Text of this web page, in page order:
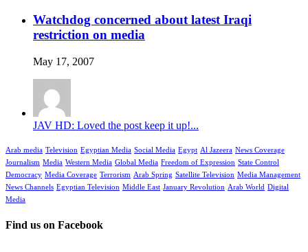
Watchdog concerned about latest Iraqi
restriction on media
May 17, 2007
JAV HD: Loved the post keep it up!...
Arab media Television Egyptian Media Social Media Egypt Al Jazeera News Coverage
Journalism Media Western Media Global Media Freedom of Expression State Control
Democracy Media Coverage Terrorism Arab Spring Satellite Television Media Management
News Channels Egyptian Television Middle East January Revolution Arab World Digital
Media
Find us on Facebook